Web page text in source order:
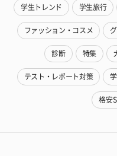
学生トレンド 学生旅行
ファッション・コスメ
診断 特集
テスト・レポート対策
格安